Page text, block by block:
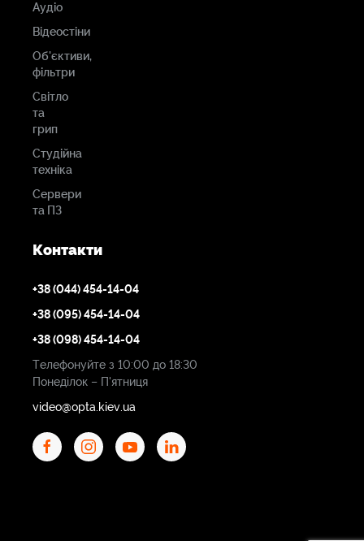
Аудіо
Відеостіни
Об'єктиви,
фільтри
Світло
та
грип
Студійна
техніка
Сервери
та ПЗ
Контакти
+38 (044) 454-14-04
+38 (095) 454-14-04
+38 (098) 454-14-04
Телефонуйте з 10:00 до 18:30
Понеділок – П'ятниця
video@opta.kiev.ua